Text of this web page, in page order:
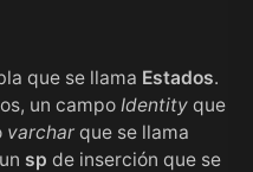
que se llama Estados.
un campo Identity que
varchar que se llama
sp de inserción que se